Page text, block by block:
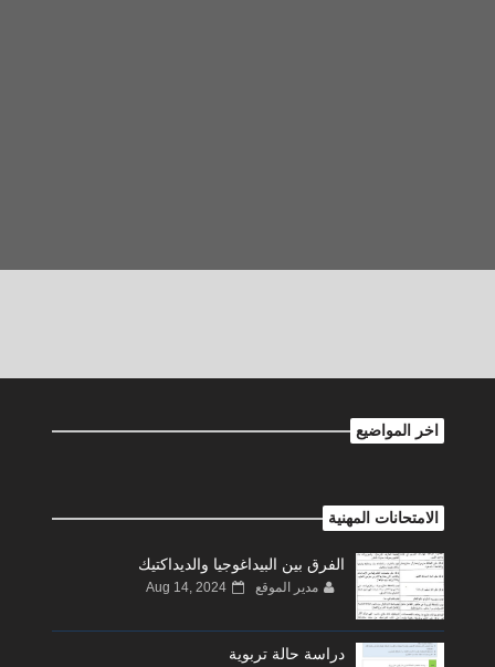
اخر المواضيع
الامتحانات المهنية
الفرق بين البيداغوجيا والديداكتيك
مدير الموقع Aug 14, 2024
دراسة حالة تربوية